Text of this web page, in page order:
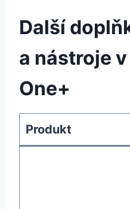
Další
a nástroje
One+
Produkt